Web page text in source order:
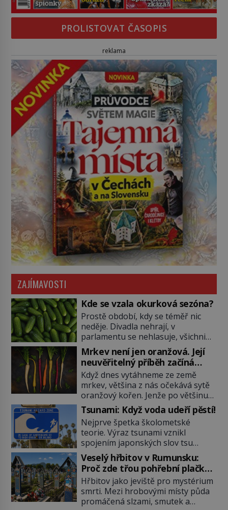
PROLISTOVAT ČASOPIS
reklama
ZAJÍMAVOSTI
Kde se vzala okurková sezóna?
Prostě období, kdy se téměř nic
neděje. Divadla nehrají, v
parlamentu se nehlasuje, všichni
jsou na dovolené a média tak
nemají o čem mluvit a psát. A
vymýšlejí si proto témata, které
nikoho nezajímají. Proč je však ona
letní doba spojovaná zrovna s
okurkami? Okurkovou sezónu
známe už od poloviny 19. století,
ovšem jako Češi […]
Mrkev není jen oranžová. Její
neuvěřitelný příběh začíná
fialovou barvou
Když dnes vytáhneme ze země
mrkev, většina z nás očekává sytě
oranžový kořen. Jenže po většinu
své historie je mrkev všechno
možné, jen ne oranžová. Je fialová,
žlutá, bílá, někdy dokonce téměř
černá. Až díky stovkám let
pečlivého šlechtění se z ní stává
zelenina, bez které si českou
zahradu ani nedokážeme
představit. Její příběh je […]
Tsunami: Když voda udeří pěstí!
Nejprve špetka školometské
teorie. Výraz tsunami vznikl
spojením japonských slov tsu
(přístav) a nami (vlna). Jedná se o
dlouhou vlnu, která je na volném
moři takřka nepostřehnutelná.
Ačkoli je vlnová délka tsunami i 300
kilometrů, výška vlny na volném
moři je maximálně 1,5 metru.
Veselý hřbitov v Rumunsku:
Proč zde třou pohřební plačky
bídu s nouzí?
Hřbitov jako jeviště pro mystérium
smrti. Mezi hrobovými místy půda
promáčená slzami, smutek a